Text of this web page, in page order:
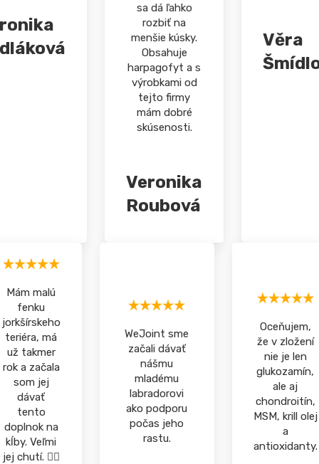
sa dá ľahko
rozbiť na
menšie kúsky.
Obsahuje
harpagofyt a s
výrobkami od
tejto firmy
mám dobré
skúsenosti.
Veronika
Roubová
Věra
Mám malú
fenku
jorkšírskeho
teriéra, má
už takmer
rok a začala
som jej
dávať
tento
doplnok na
kĺby. Veľmi
jej chutí. 👍🏻
WeJoint sme
začali dávať
nášmu
mladému
labradorovi
ako podporu
počas jeho
rastu.
Oceňujem,
že v zložení
nie je len
glukozamín,
ale aj
chondroitín,
MSM, krill olej
a
antioxidanty.